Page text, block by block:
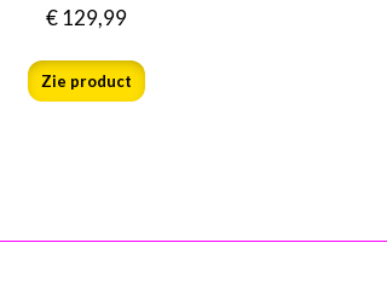
€129,99
Zie product